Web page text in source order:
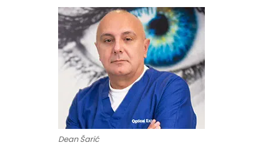
Dean Šarić